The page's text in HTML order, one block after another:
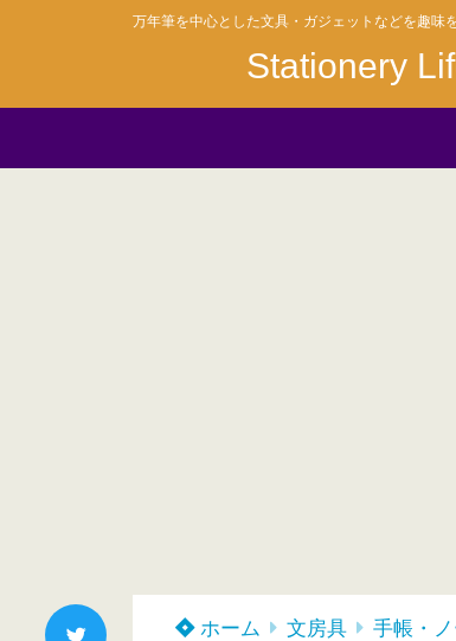
万年筆を中心とした文具・ガジェットなどを趣味
Stationery
ホーム 文房具 手帳・